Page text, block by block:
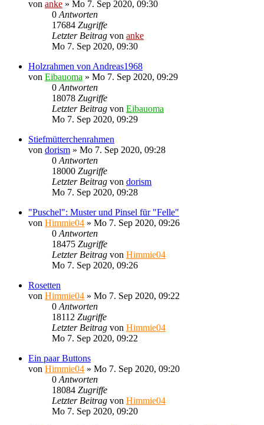
von anke » Mo 7. Sep 2020, 09:30
0 Antworten
17684 Zugriffe
Letzter Beitrag von anke
Mo 7. Sep 2020, 09:30
Holzrahmen von Andreas1968
von Eibauoma » Mo 7. Sep 2020, 09:29
0 Antworten
18078 Zugriffe
Letzter Beitrag von Eibauoma
Mo 7. Sep 2020, 09:29
Stiefmütterchenrahmen
von dorism » Mo 7. Sep 2020, 09:28
0 Antworten
18000 Zugriffe
Letzter Beitrag von dorism
Mo 7. Sep 2020, 09:28
"Puschel": Muster und Pinsel für "Felle"
von Himmie04 » Mo 7. Sep 2020, 09:26
0 Antworten
18475 Zugriffe
Letzter Beitrag von Himmie04
Mo 7. Sep 2020, 09:26
Rosetten
von Himmie04 » Mo 7. Sep 2020, 09:22
0 Antworten
18112 Zugriffe
Letzter Beitrag von Himmie04
Mo 7. Sep 2020, 09:22
Ein paar Buttons
von Himmie04 » Mo 7. Sep 2020, 09:20
0 Antworten
18084 Zugriffe
Letzter Beitrag von Himmie04
Mo 7. Sep 2020, 09:20